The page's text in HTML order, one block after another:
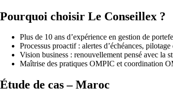
Pourquoi choisir Le Conseillex ?
Plus de 10 ans d’expérience en gestion de
Processus proactif : alertes d’échéances,
Vision business : renouvellement pensé avec la
Maîtrise des pratiques OMPIC et coordination
Étude de cas – Maroc